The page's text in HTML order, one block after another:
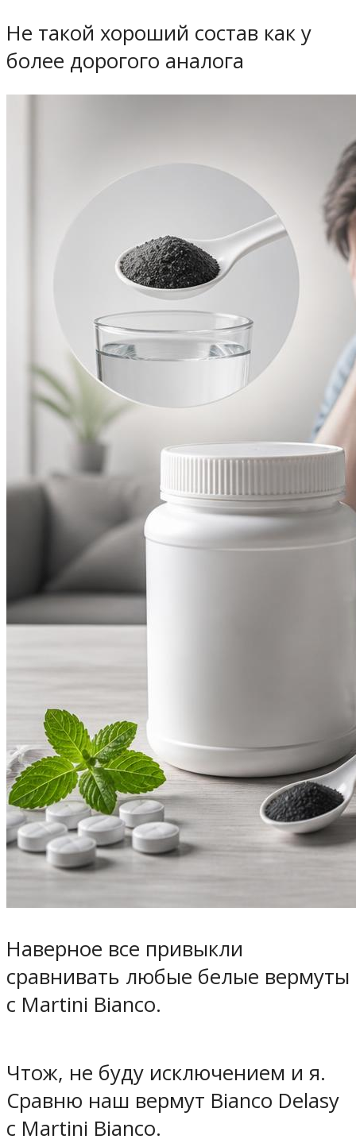
Не такой хороший состав как у
более дорогого аналога
Наверное все привыкли
сравнивать любые белые вермуты
с Martini Bianco.
Чтож, не буду исключением и я.
Сравню наш вермут Bianco Delasy
с Martini Bianco.